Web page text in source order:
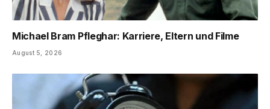
Michael Bram Pfleghar: Karriere, Eltern und Filme
August 5, 2026